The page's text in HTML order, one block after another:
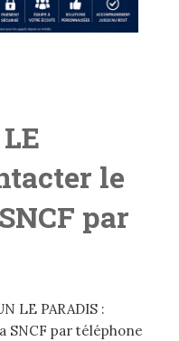
le
par
LE PARADIS :
SNCF par téléphone